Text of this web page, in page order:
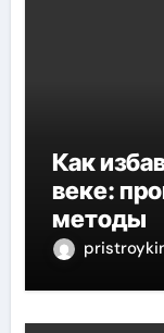
Как
веке:
методы